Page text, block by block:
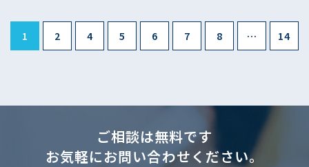
1 2 4 5 6 7 8 … 14
ご相談は無料です
お気軽にお問い合わせください。